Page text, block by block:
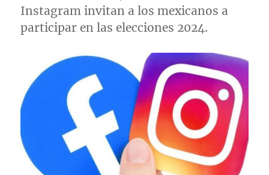
Instagram invitan a los mexicanos a
participar en las elecciones 2024.